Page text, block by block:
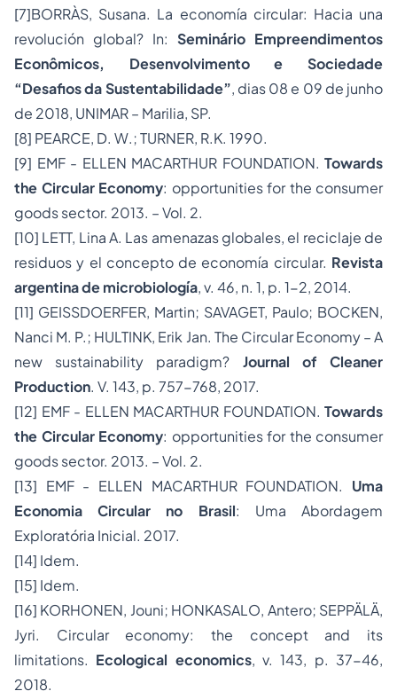
[7]BORRÀS, Susana. La economía circular: Hacia una
revolución global? In: Seminário Empreendimentos
Econômicos, Desenvolvimento e Sociedade
“Desafios da Sustentabilidade”, dias 08 e 09 de junho
de 2018, UNIMAR – Marilia, SP.
[8] PEARCE, D. W.; TURNER, R.K. 1990.
[9] EMF - ELLEN MACARTHUR FOUNDATION. Towards
the Circular Economy: opportunities for the consumer
goods sector. 2013. – Vol. 2.
[10] LETT, Lina A. Las amenazas globales, el reciclaje de
residuos y el concepto de economía circular. Revista
argentina de microbiología, v. 46, n. 1, p. 1-2, 2014.
[11] GEISSDOERFER, Martin; SAVAGET, Paulo; BOCKEN,
Nanci M. P.; HULTINK, Erik Jan. The Circular Economy – A
new sustainability paradigm? Journal of Cleaner
Production. V. 143, p. 757-768, 2017.
[12] EMF - ELLEN MACARTHUR FOUNDATION. Towards
the Circular Economy: opportunities for the consumer
goods sector. 2013. – Vol. 2.
[13] EMF - ELLEN MACARTHUR FOUNDATION. Uma
Economia Circular no Brasil: Uma Abordagem
Exploratória Inicial. 2017.
[14] Idem.
[15] Idem.
[16] KORHONEN, Jouni; HONKASALO, Antero; SEPPÄLÄ,
Jyri. Circular economy: the concept and its
limitations. Ecological economics, v. 143, p. 37-46,
2018.